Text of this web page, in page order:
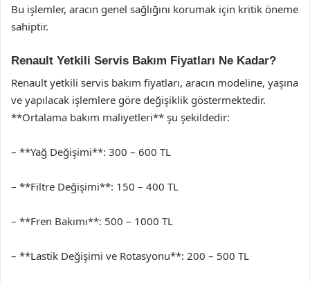
Bu işlemler, aracın genel sağlığını korumak için kritik öneme
sahiptir.
Renault Yetkili Servis Bakım Fiyatları Ne Kadar?
Renault yetkili servis bakım fiyatları, aracın modeline, yaşına
ve yapılacak işlemlere göre değişiklik göstermektedir.
**Ortalama bakım maliyetleri** şu şekildedir:
– **Yağ Değişimi**: 300 – 600 TL
– **Filtre Değişimi**: 150 – 400 TL
– **Fren Bakımı**: 500 – 1000 TL
– **Lastik Değişimi ve Rotasyonu**: 200 – 500 TL